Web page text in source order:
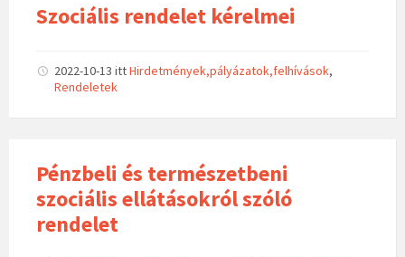
Szociális rendelet kérelmei
2022-10-13 ittHirdetmények,pályázatok,felhívások,
Rendeletek
Pénzbeli és természetbeni
szociális ellátásokról szóló
rendelet